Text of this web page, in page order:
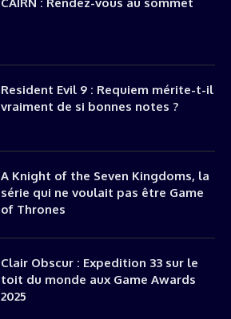
CAIRN : Rendez-vous au sommet
Resident Evil 9 : Requiem mérite-t-il
vraiment de si bonnes notes ?
A Knight of the Seven Kingdoms, la
série qui ne voulait pas être Game
of Thrones
Clair Obscur : Expedition 33 sur le
toit du monde aux Game Awards
2025